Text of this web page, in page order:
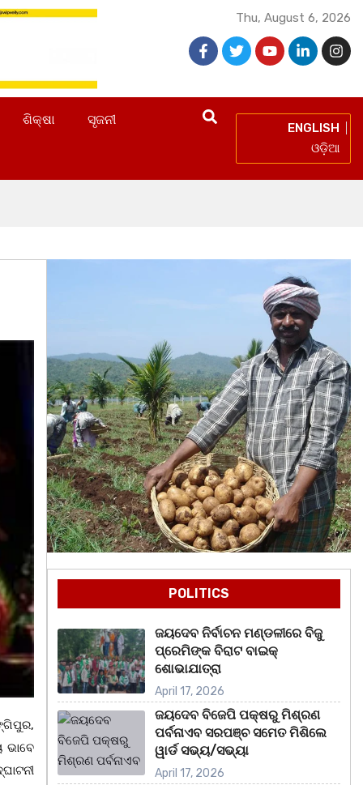
Thu, August 6, 2026
ଶିକ୍ଷା ସୃଜନୀ
ENGLISH
ଓଡ଼ିଆ
POLITICS
ଜୟଦେବ ନିର୍ବାଚନ ମଣ୍ଡଳୀରେ ବିଜୁ
ପ୍ରେମିଙ୍କ ବିରାଟ ବାଇକ୍
ଶୋଭାଯାତ୍ରା
April 17, 2026
ଜୟଦେବ ବିଜେପି ପକ୍ଷରୁ ମିଶ୍ରଣ
ପର୍ବନାଏବ ସରପଞ୍ଚ ସମେତ ମିଶିଲେ
ୱାର୍ଡ ସଭ୍ୟ/ସଭ୍ୟା
April 17, 2026